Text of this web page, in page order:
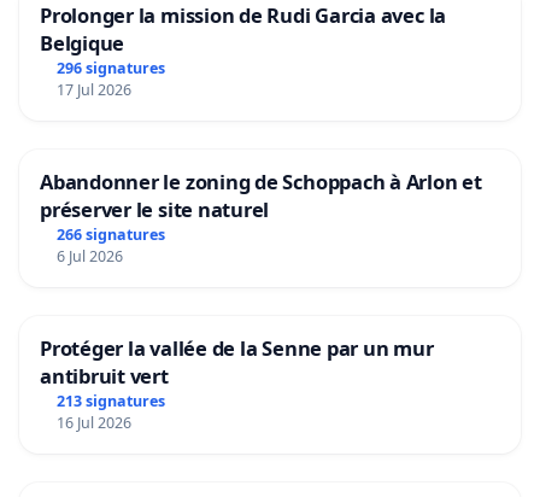
Prolonger la mission de Rudi Garcia avec la
Belgique
296 signatures
17 Jul 2026
Abandonner le zoning de Schoppach à Arlon et
préserver le site naturel
266 signatures
6 Jul 2026
Protéger la vallée de la Senne par un mur
antibruit vert
213 signatures
16 Jul 2026